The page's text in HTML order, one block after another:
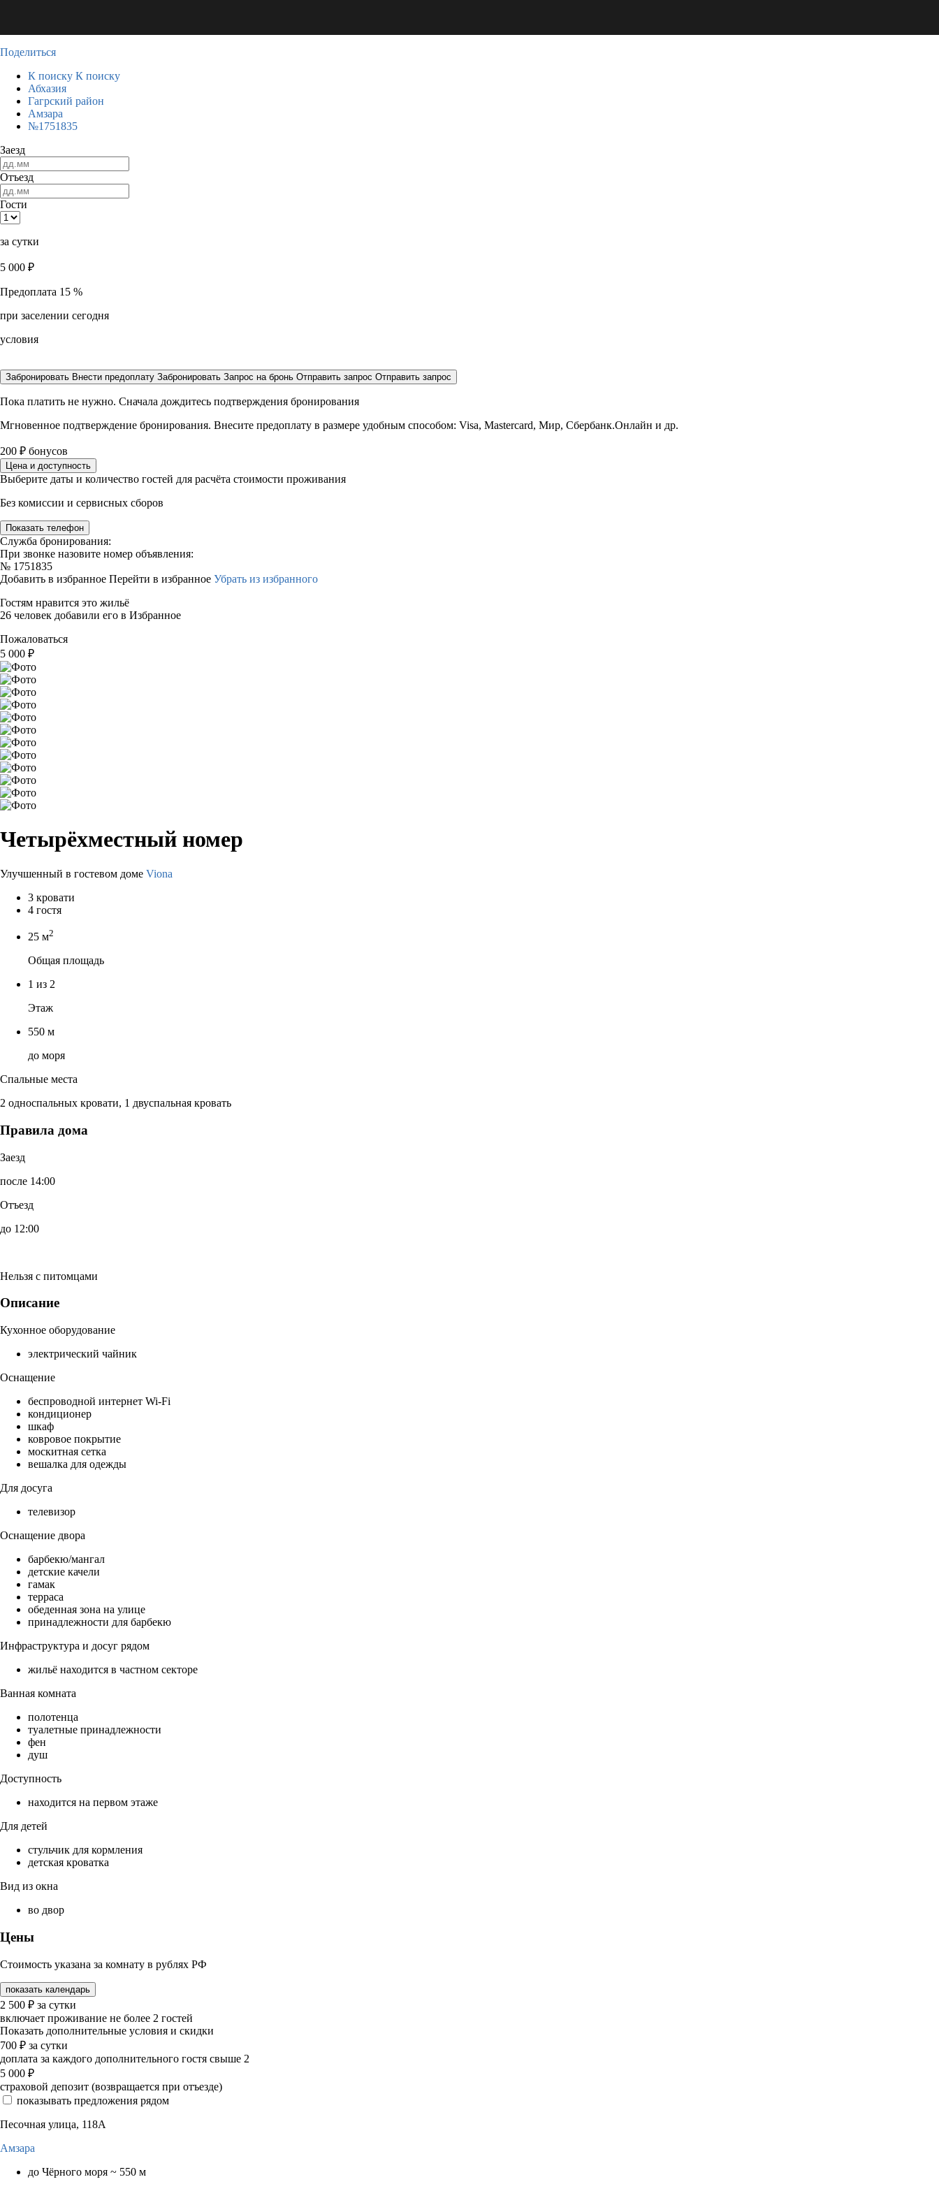
Поделиться
К поиску К поиску
Абхазия
Гагрский район
Амзара
№1751835
Заезд
Отъезд
Гости
за сутки
5 000 ₽
Предоплата 15 %
при заселении сегодня
условия
Забронировать Внести предоплату Забронировать Запрос на бронь Отправить запрос Отправить запрос
Пока платить не нужно. Сначала дождитесь подтверждения бронирования
Мгновенное подтверждение бронирования. Внесите предоплату в размере удобным способом: Visa, Mastercard, Мир, Сбербанк.Онлайн и др.
200 ₽ бонусов
Цена и доступность
Выберите даты и количество гостей для расчёта стоимости проживания
Без комиссии и сервисных сборов
Показать телефон
Служба бронирования:
При звонке назовите номер объявления:
№ 1751835
Добавить в избранное Перейти в избранное Убрать из избранного
Гостям нравится это жильё
26 человек добавили его в Избранное
Пожаловаться
5 000 ₽
Четырёхместный номер
Улучшенный в гостевом доме Viona
3 кровати
4 гостя
25 м2
Общая площадь
1 из 2
Этаж
550 м
до моря
Спальные места
2 односпальных кровати, 1 двуспальная кровать
Правила дома
Заезд
после 14:00
Отъезд
до 12:00
Нельзя с питомцами
Описание
Кухонное оборудование
электрический чайник
Оснащение
беспроводной интернет Wi-Fi
кондиционер
шкаф
ковровое покрытие
москитная сетка
вешалка для одежды
Для досуга
телевизор
Оснащение двора
барбекю/мангал
детские качели
гамак
терраса
обеденная зона на улице
принадлежности для барбекю
Инфраструктура и досуг рядом
жильё находится в частном секторе
Ванная комната
полотенца
туалетные принадлежности
фен
душ
Доступность
находится на первом этаже
Для детей
стульчик для кормления
детская кроватка
Вид из окна
во двор
Цены
Стоимость указана за комнату в рублях РФ
показать календарь
2 500 ₽ за сутки
включает проживание не более 2 гостей
Показать дополнительные условия и скидки
700 ₽ за сутки
доплата за каждого дополнительного гостя свыше 2
5 000 ₽
страховой депозит (возвращается при отъезде)
показывать предложения рядом
Песочная улица, 118А
Амзара
до Чёрного моря ~ 550 м